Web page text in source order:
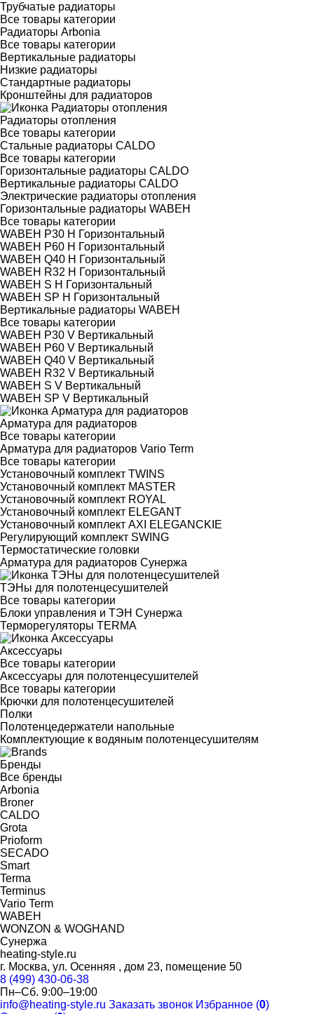
Трубчатые радиаторы
Все товары категории
Радиаторы Arbonia
Все товары категории
Вертикальные радиаторы
Низкие радиаторы
Стандартные радиаторы
Кронштейны для радиаторов
Радиаторы отопления
Все товары категории
Стальные радиаторы CALDO
Все товары категории
Горизонтальные радиаторы CALDO
Вертикальные радиаторы CALDO
Электрические радиаторы отопления
Горизонтальные радиаторы WABEH
Все товары категории
WABEH P30 H Горизонтальный
WABEH P60 H Горизонтальный
WABEH Q40 H Горизонтальный
WABEH R32 H Горизонтальный
WABEH S H Горизонтальный
WABEH SP H Горизонтальный
Вертикальные радиаторы WABEH
Все товары категории
WABEH P30 V Вертикальный
WABEH P60 V Вертикальный
WABEH Q40 V Вертикальный
WABEH R32 V Вертикальный
WABEH S V Вертикальный
WABEH SP V Вертикальный
Арматура для радиаторов
Все товары категории
Арматура для радиаторов Vario Term
Все товары категории
Установочный комплект TWINS
Установочный комплект MASTER
Установочный комплект ROYAL
Установочный комплект ELEGANT
Установочный комплект AXI ELEGANCKIE
Регулирующий комплект SWING
Термостатические головки
Арматура для радиаторов Сунержа
ТЭНы для полотенцесушителей
Все товары категории
Блоки управления и ТЭН Сунержа
Терморегуляторы TERMA
Аксессуары
Все товары категории
Аксессуары для полотенцесушителей
Все товары категории
Крючки для полотенцесушителей
Полки
Полотенцедержатели напольные
Комплектующие к водяным полотенцесушителям
Бренды
Все бренды
Arbonia
Broner
CALDO
Grota
Prioform
SECADO
Smart
Terma
Terminus
Vario Term
WABEH
WONZON & WOGHAND
Сунержа
heating-style.ru
г. Москва, ул. Осенняя , дом 23, помещение 50
8 (499) 430-06-38
Пн–Сб. 9:00–19:00
info@heating-style.ru Заказать звонок Избранное (0)